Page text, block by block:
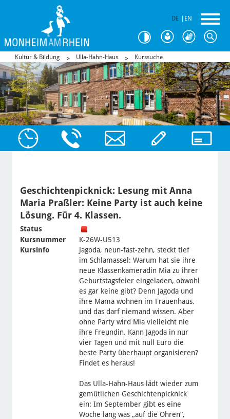
DE EN
Kultur & Bildung Ulla-Hahn-Haus Kurssuche
Geschichtenpicknick: Lesung mit Anna
Maria Praßler: Keine Party ist auch keine
Lösung. Für 4. Klassen.
Status
Kursnummer
K-26W-U513
Kursinfo
Jagoda, neun-fast-zehn, steckt tief
im Schlamassel: Warum hat sie ihre
neue Klassenkameradin Mia zu ihrer
Geburtstagsfeier eingeladen, obwohl
es gar keine gibt? Denn Jagoda und
ihre Mama wohnen im Frauenhaus,
und das darf niemand wissen. Aber
ohne Party wird Mia vielleicht nie
ihre Freundin. Kann Jagoda in nur
vier Tagen und mit null Euro die
beste Party überhaupt organisieren?
Findet es heraus!
Das Ulla-Hahn-Haus lädt wieder zum
gemütlichen Geschichtenpicknick
ein: Im September gibt es eine
Woche lang was „auf die Ohren“,